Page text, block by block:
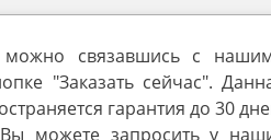
можно связавшись с
"Заказать сейчас".
гарантия до 30
можете запросить у